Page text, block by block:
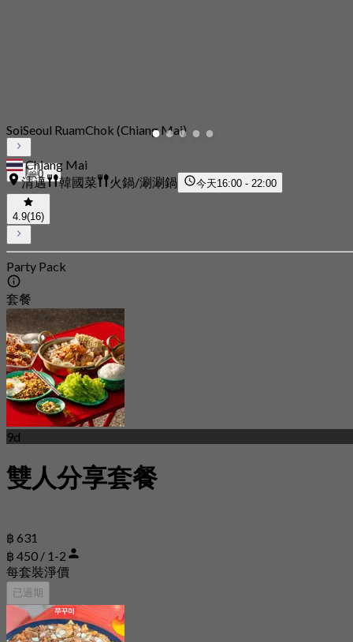
0
SoiSeoul RuamChok (Chiang Mai)
Chiang Mai
清邁
韓國菜 火鍋/涮涮鍋 今天16:00 - 22:00
4.9(16)
Party Pack
套餐
9d
雙人分享套餐
฿ 631
฿ 450 / 1-2
每套裝淨價
已過期